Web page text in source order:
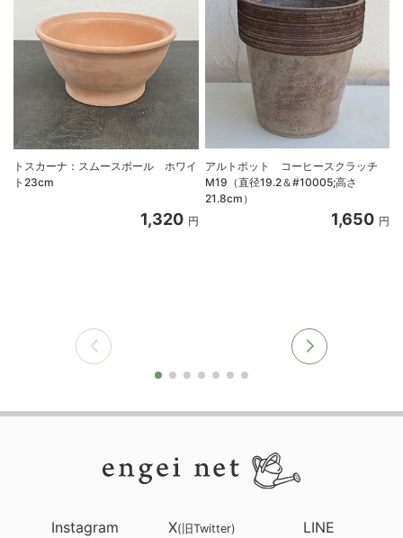
トスカーナ：スムースボール ホワイ
ト23cm
1,320 円
アルトポット コーヒースクラッチ
M19（直径19.2＆#10005;高さ
21.8cm）
1,650 円
Instagram X(旧Twitter) LINE